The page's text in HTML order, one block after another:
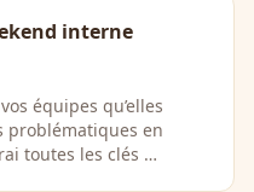
interne
équipes qu’elles
problématiques en
toutes les clés …